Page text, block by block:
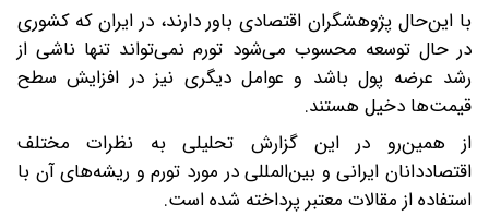
با این‌حال پژوهشگران اقتصادی باور دارند، در ایران که کشوری
در حال توسعه محسوب می‌شود تورم نمی‌تواند تنها ناشی از
رشد عرضه پول باشد و عوامل دیگری نیز در افزایش سطح
قیمت‌ها دخیل هستند.
از همین‌رو در این گزارش تحلیلی به نظرات مختلف
اقتصاددانان ایرانی و بین‌المللی در مورد تورم و ریشه‌های آن با
استفاده از مقالات معتبر پرداخته شده است.